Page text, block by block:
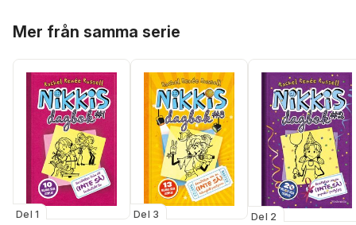
Mer från samma serie
Del 1 Del 3 Del 2